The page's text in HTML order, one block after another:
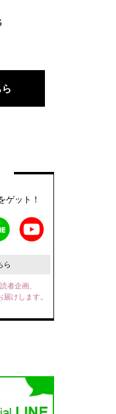
ゲット！
ら
者企画、
けします。